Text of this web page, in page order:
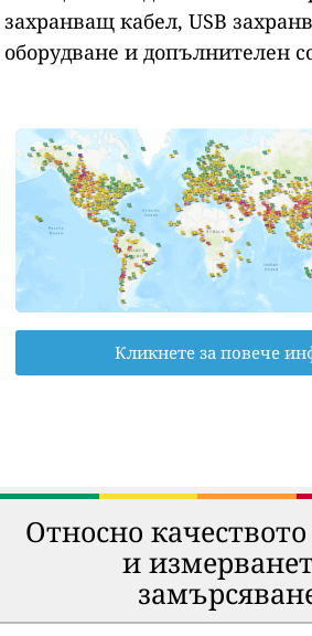
захранващ кабел, USB
оборудване и допълнителен
Кликнете за повече
Относно
и